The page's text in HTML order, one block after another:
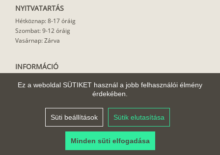
Ez a weboldal SÜTIKET használ a jobb felhasználói élmény
érdekében.
Süti beállítások Sütik elutasítása
Minden süti elfogadása
NYITVATARTÁS
Hétköznap: 8-17 óráig
Szombat: 9-12 óráig
Vasárnap: Zárva
INFORMÁCIÓ
Felhasználási javaslat